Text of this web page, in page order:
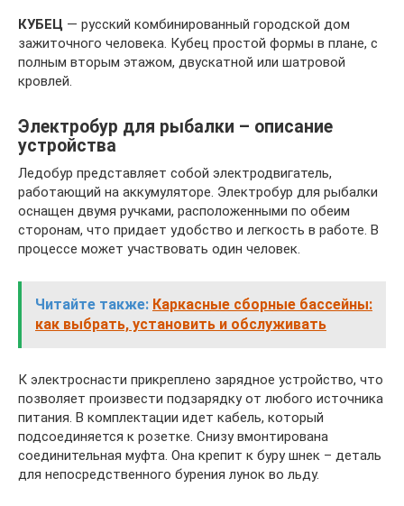
КУБЕЦ — русский комбинированный городской дом
зажиточного человека. Кубец простой формы в плане, с
полным вторым этажом, двускатной или шатровой
кровлей.
Электробур для рыбалки – описание
устройства
Ледобур представляет собой электродвигатель,
работающий на аккумуляторе. Электробур для рыбалки
оснащен двумя ручками, расположенными по обеим
сторонам, что придает удобство и легкость в работе. В
процессе может участвовать один человек.
Читайте также: Каркасные сборные бассейны:
как выбрать, установить и обслуживать
К электроснасти прикреплено зарядное устройство, что
позволяет произвести подзарядку от любого источника
питания. В комплектации идет кабель, который
подсоединяется к розетке. Снизу вмонтирована
соединительная муфта. Она крепит к буру шнек – деталь
для непосредственного бурения лунок во льду.